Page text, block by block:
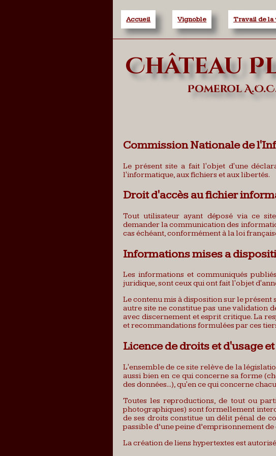
Accueil Vignoble Travail de la
Château
Pomerol
Commission Nationale de
Le présent site a fait l'objet d'une
l'informatique, aux fichiers et aux libertés.
Droit d'accès au fichier
Tout utilisateur ayant déposé via ce
demander la communication des
cas échéant, conformément à la loi
Informations mises a
Les informations et communiqués
juridique, sont ceux qui ont fait l'objet
Le contenu mis à disposition sur le
autre site ne constitue pas une validation
avec discernement et esprit critique. La
et recommandations formulées par ces
Licence de droits et d'usage
L'ensemble de ce site relève de la
aussi bien en ce qui concerne sa forme
des données...), qu'en ce qui concerne
Toutes les reproductions, de tout ou
photographiques) sont formellement
de ses droits constitue un délit pénal de
passible d’une peine d’emprisonnement de
La création de liens hypertextes est